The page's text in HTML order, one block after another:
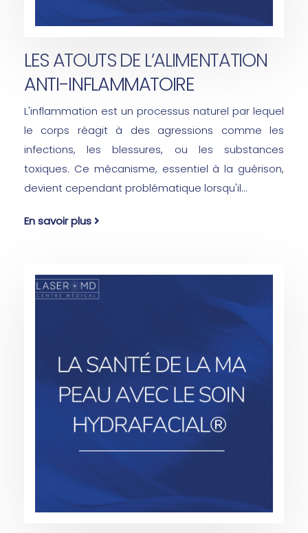
LES ATOUTS DE L’ALIMENTATION
ANTI-INFLAMMATOIRE
L'inflammation est un processus naturel par lequel
le corps réagit à des agressions comme les
infections, les blessures, ou les substances
toxiques. Ce mécanisme, essentiel à la guérison,
devient cependant problématique lorsqu'il...
En savoir plus